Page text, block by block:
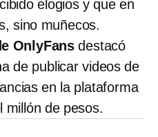
elogios y que en
sino muñecos.
OnlyFans destacó
de publicar videos de
en la plataforma
millón de pesos.